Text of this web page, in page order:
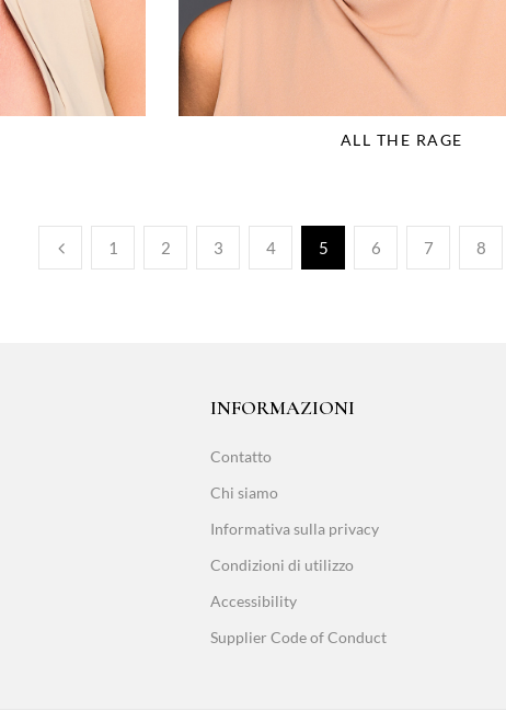
ALL THE RAGE
1 2 3 4 5 6 7 8
INFORMAZIONI
Contatto
Chi siamo
Informativa sulla privacy
Condizioni di utilizzo
Accessibility
Supplier Code of Conduct